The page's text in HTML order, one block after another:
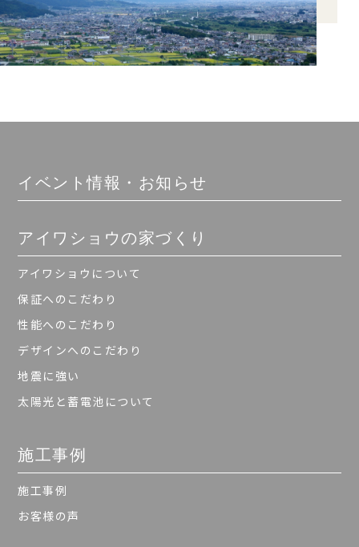
イベント情報・お知らせ
アイワショウの家づくり
アイワショウについて
保証へのこだわり
性能へのこだわり
デザインへのこだわり
地震に強い
太陽光と蓄電池について
施工事例
施工事例
お客様の声